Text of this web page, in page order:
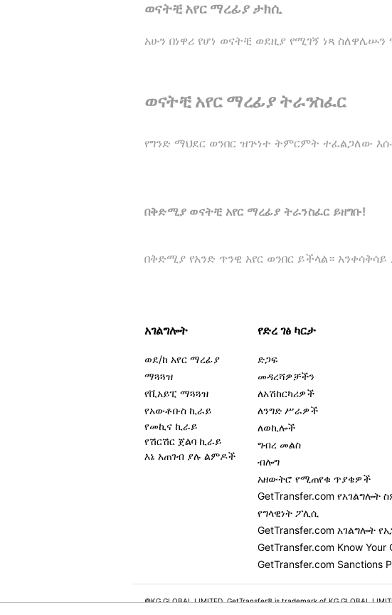
ወናትቺ አየር ማረፊያ ታክሲ
አሁን በነዋሪ የሆነ ወናትቺ ወደዚያ የሚገኝ ነጻ
ወናትቺ አየር ማረፊያ ትራንስፈር
የግንድ ማህደር ወንበር ዝጕነተ ትምርምት ተፈልጋለው
በቅድሚያ ወናትቺ አየር ማረፊያ ትራንስፈር ይዘግቡ!
በቅድሚያ የአንድ ጥንዊ አየር ወንበር ይችላል።
አገልግሎት
ወደ/ከ አየር ማረፊያ
ማጓጓዝ
የቪአይፒ ማጓጓዝ
የአውቶቡስ ኪራይ
የመኪና ኪራይ
የሽርሽር ጀልባ ኪራይ
እኔ አጠገብ ያሉ ልምዶች
የድረ ገፅ ካርታ
ድጋፍ
መዳረሻዎቻችን
ለአሽከርካሪዎች
ለንግድ ሥራዎች
ለወኪሎች
ግብረ መልስ
ብሎግ
አዘውትሮ የሚጠየቁ ጥያቄዎች
GetTransfer.com የአገልግሎት
የግላዊነት ፖሊሲ
GetTransfer.com አገልግሎት
GetTransfer.com Know Your
GetTransfer.com Sanctions
©KG GLOBAL LIMITED. GetTransfer® is trademark of KG GLOBAL